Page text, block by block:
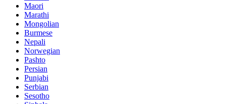
Maori
Marathi
Mongolian
Burmese
Nepali
Norwegian
Pashto
Persian
Punjabi
Serbian
Sesotho